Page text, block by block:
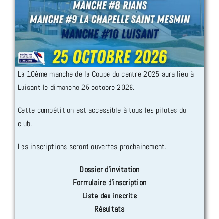
La 10ème manche de la Coupe du centre 2025 aura lieu à
Luisant le dimanche 25 octobre 2026.
Cette compétition est accessible à tous les pilotes du
club.
Les inscriptions seront ouvertes prochainement.
Dossier d’invitation
Formulaire d’inscription
Liste des inscrits
Résultats